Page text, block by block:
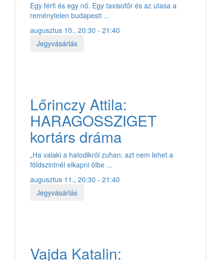
Egy férfi és egy nő. Egy taxisofőr és az utasa a
reménytelen budapesti ...
augusztus 10., 20:30 - 21:40
Jegyvásárlás
Lőrinczy Attila:
HARAGOSSZIGET
kortárs dráma
„Ha valaki a hatodikról zuhan, azt nem lehet a
földszintnél elkapni ölbe ...
augusztus 11., 20:30 - 21:40
Jegyvásárlás
Vajda Katalin: